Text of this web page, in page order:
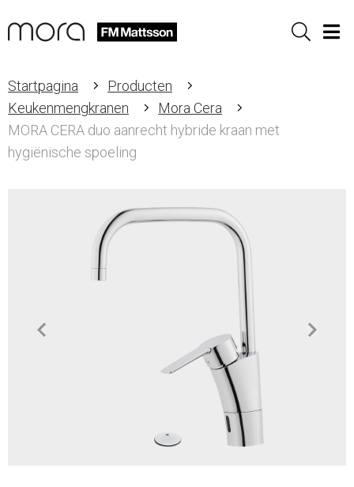
Sök
Startpagina
Producten
Keukenmengkranen
Mora Cera
MORA CERA duo aanrecht hybride kraan met
hygiënische spoeling